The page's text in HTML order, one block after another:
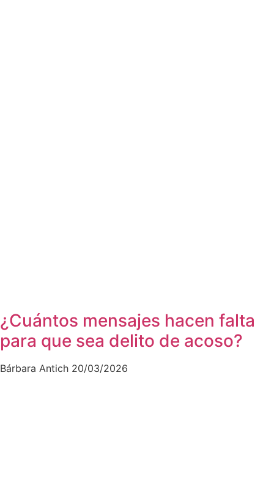
¿Cuántos mensajes hacen falta
para que sea delito de acoso?
Bárbara Antich 20/03/2026